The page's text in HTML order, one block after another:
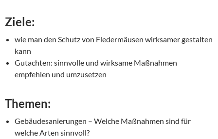
Ziele:
wie man den Schutz von Fledermäusen wirksamer gestalten
kann
Gutachten: sinnvolle und wirksame Maßnahmen
empfehlen und umzusetzen
Themen:
Gebäudesanierungen – Welche Maßnahmen sind für
welche Arten sinnvoll?